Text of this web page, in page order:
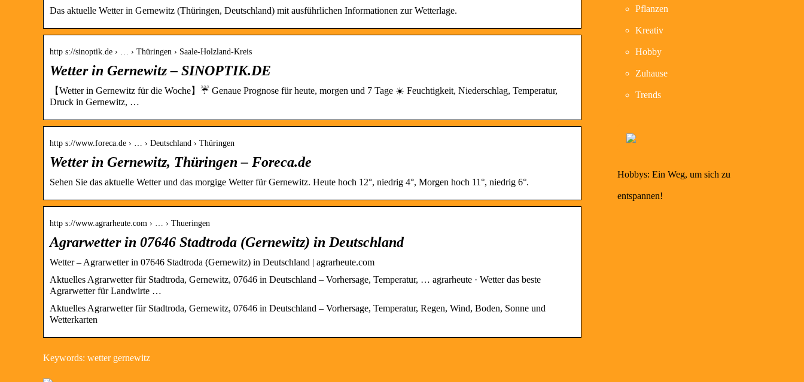
Das aktuelle Wetter in Gernewitz (Thüringen, Deutschland) mit ausführlichen Informationen zur Wetterlage.
http s://sinoptik.de › … › Thüringen › Saale-Holzland-Kreis
Wetter in Gernewitz – SINOPTIK.DE
【Wetter in Gernewitz für die Woche】☔ Genaue Prognose für heute, morgen und 7 Tage ☀️ Feuchtigkeit, Niederschlag, Temperatur,
Druck in Gernewitz, …
http s://www.foreca.de › … › Deutschland › Thüringen
Wetter in Gernewitz, Thüringen – Foreca.de
Sehen Sie das aktuelle Wetter und das morgige Wetter für Gernewitz. Heute hoch 12°, niedrig 4°, Morgen hoch 11°, niedrig 6°.
http s://www.agrarheute.com › … › Thueringen
Agrarwetter in 07646 Stadtroda (Gernewitz) in Deutschland
Wetter – Agrarwetter in 07646 Stadtroda (Gernewitz) in Deutschland | agrarheute.com
Aktuelles Agrarwetter für Stadtroda, Gernewitz, 07646 in Deutschland – Vorhersage, Temperatur, … agrarheute · Wetter das beste
Agrarwetter für Landwirte …
Aktuelles Agrarwetter für Stadtroda, Gernewitz, 07646 in Deutschland – Vorhersage, Temperatur, Regen, Wind, Boden, Sonne und
Wetterkarten
Keywords: wetter gernewitz
Pflanzen
Kreativ
Hobby
Zuhause
Trends
Hobbys: Ein Weg, um sich zu
entspannen!